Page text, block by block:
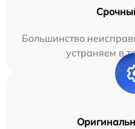
Большинство
устраняем в